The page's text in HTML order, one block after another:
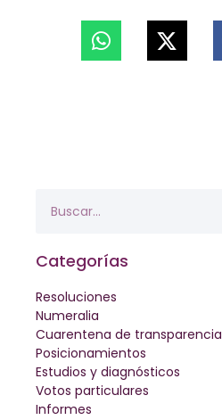
Categorías
Resoluciones
Numeralia
Cuarentena de transparencia
Posicionamientos
Estudios y diagnósticos
Votos particulares
Informes